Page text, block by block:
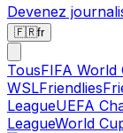
Devenez
🇫🇷fr
TousFIFA World
WSLFriendlies
LeagueUEFA
LeagueWorld